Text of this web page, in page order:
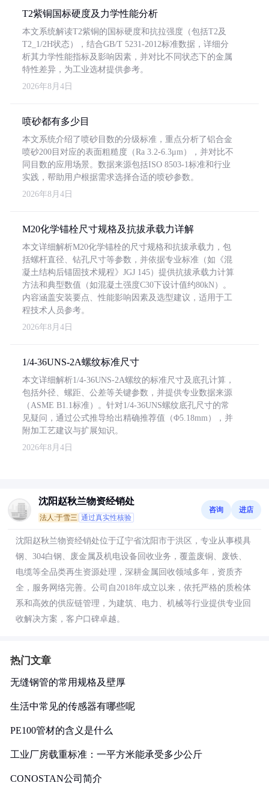
T2紫铜国标硬度及力学性能分析
本文系统解读T2紫铜的国标硬度和抗拉强度（包括T2及
T2_1/2H状态），结合GB/T 5231-2012标准数据，详细分
析其力学性能指标及影响因素，并对比不同状态下的金属
特性差异，为工业选材提供参考。
2026年8月4日
喷砂都有多少目
本文系统介绍了喷砂目数的分级标准，重点分析了铝合金
喷砂200目对应的表面粗糙度（Ra 3.2-6.3μm），并对比不
同目数的应用场景。数据来源包括ISO 8503-1标准和行业
实践，帮助用户根据需求选择合适的喷砂参数。
2026年8月4日
M20化学锚栓尺寸规格及抗拔承载力详解
本文详细解析M20化学锚栓的尺寸规格和抗拔承载力，包
括螺杆直径、钻孔尺寸等参数，并依据专业标准（如《混
凝土结构后锚固技术规程》JGJ 145）提供抗拔承载力计算
方法和典型数值（如混凝土强度C30下设计值约80kN）。
内容涵盖安装要点、性能影响因素及选型建议，适用于工
程技术人员参考。
2026年8月4日
1/4-36UNS-2A螺纹标准尺寸
本文详细解析1/4-36UNS-2A螺纹的标准尺寸及底孔计算，
包括外径、螺距、公差等关键参数，并提供专业数据来源
（ASME B1.1标准）。针对1/4-36UNS螺纹底孔尺寸的常
见疑问，通过公式推导给出精确推荐值（Φ5.18mm），并
附加工艺建议与扩展知识。
2026年8月4日
沈阳赵秋兰物资经销处
法人:于雪三 通过真实性核验
咨询 进店
沈阳赵秋兰物资经销处位于辽宁省沈阳市于洪区，专业从事模具
钢、304白钢、废金属及机电设备回收业务，覆盖废铜、废铁、
电缆等全品类再生资源处理，深耕金属回收领域多年，资质齐
全，服务网络完善。公司自2018年成立以来，依托严格的质检体
系和高效的供应链管理，为建筑、电力、机械等行业提供专业回
收解决方案，客户口碑卓越。
热门文章
无缝钢管的常用规格及壁厚
生活中常见的传感器有哪些呢
PE100管材的含义是什么
工业厂房载重标准：一平方米能承受多少公斤
CONOSTAN公司简介